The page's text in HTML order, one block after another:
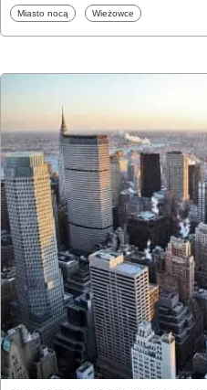
Fototapety
Miasto nocą Fototapety
Wieżowce